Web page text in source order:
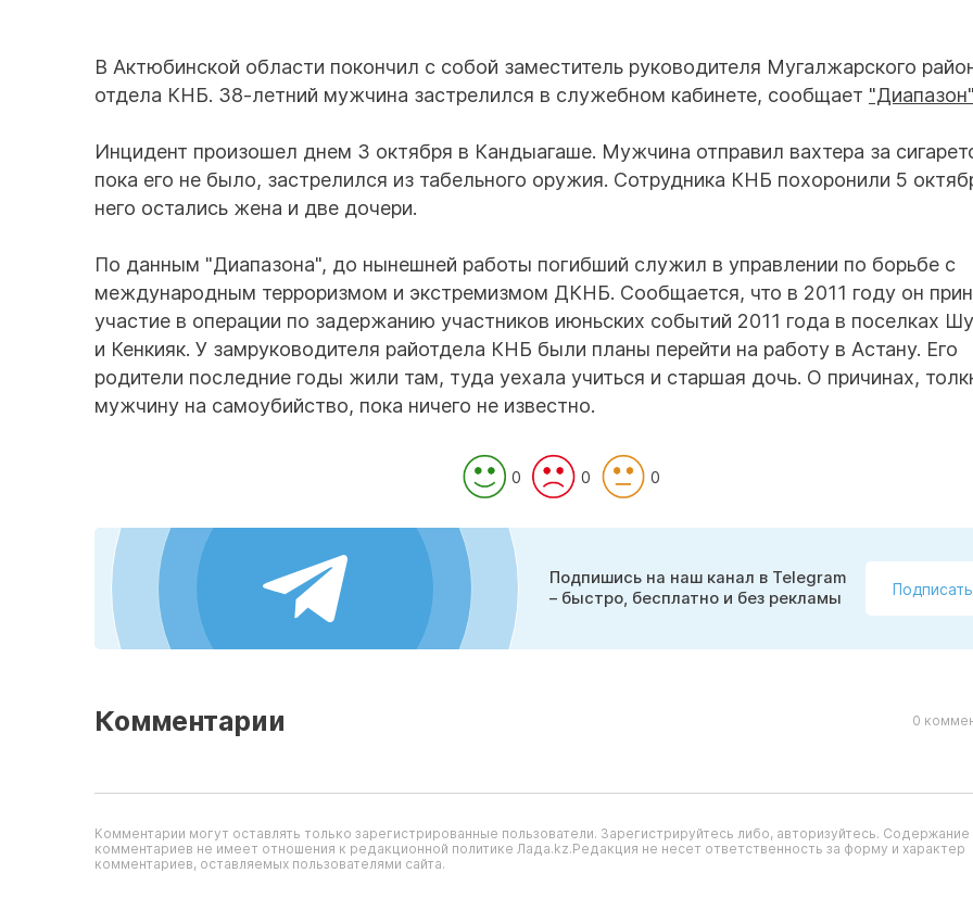
В Актюбинской области покончил с собой заместитель руководителя Мугалжарского
отдела КНБ. 38-летний мужчина застрелился в служебном кабинете, сообщает "Диапазон"
Инцидент произошел днем 3 октября в Кандыагаше. Мужчина отправил вахтера за
пока его не было, застрелился из табельного оружия. Сотрудника КНБ похоронили 5
него остались жена и две дочери.
По данным "Диапазона", до нынешней работы погибший служил в управлении по борьбе с
международным терроризмом и экстремизмом ДКНБ. Сообщается, что в 2011 году он
участие в операции по задержанию участников июньских событий 2011 года в поселках
и Кенкияк. У замруководителя райотдела КНБ были планы перейти на работу в Астану. Его
родители последние годы жили там, туда уехала учиться и старшая дочь. О причинах,
мужчину на самоубийство, пока ничего не известно.
0 0 0
Подпишись на наш канал в Telegram
– быстро, бесплатно и без рекламы
Комментарии 0
Комментарии могут оставлять только зарегистрированные пользователи. Зарегистрируйтесь либо, авторизуйтесь. Содержание
комментариев не имеет отношения к редакционной политике Лада.kz.Редакция не несет ответственность за форму и характер
комментариев, оставляемых пользователями сайта.